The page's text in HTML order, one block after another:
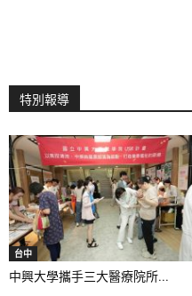
特別報導
台中
中興大學攜手三大醫療院所...